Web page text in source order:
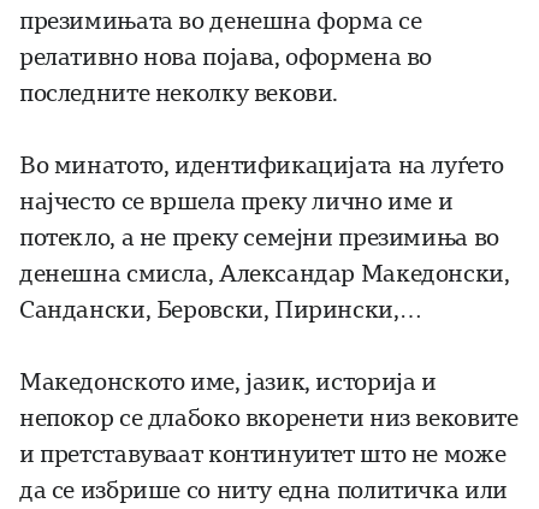
презимињата во денешна форма се
релативно нова појава, оформена во
последните неколку векови.
Во минатото, идентификацијата на луѓето
најчесто се вршела преку лично име и
потекло, а не преку семејни презимиња во
денешна смисла, Александар Македонски,
Сандански, Беровски, Пирински,…
Македонското име, јазик, историја и
непокор се длабоко вкоренети низ вековите
и претставуваат континуитет што не може
да се избрише со ниту една политичка или